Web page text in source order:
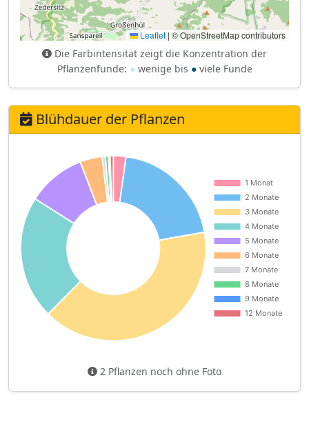
Leaflet | © OpenStreetMap contributors
Die Farbintensität zeigt die Konzentration der
Pflanzenfunde: ● wenige bis ●viele Funde
Blühdauer der Pflanzen
2 Pflanzen noch ohne Foto